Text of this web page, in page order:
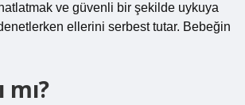
ve güvenli bir şekilde uykuya
ellerini serbest tutar. Bebeğin